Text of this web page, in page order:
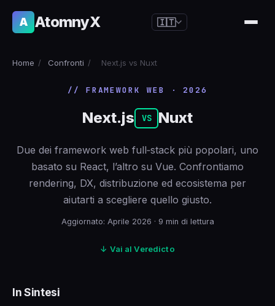
A AtomnyX 🇮🇹
🇪🇸Español
🇧🇷Português
🇫🇷Français
🇷🇺Русский
🇨🇳 简体中文
Italiano
🇮🇳हिन्दी
Home / Confronti / Next.js vs Nuxt
// FRAMEWORK WEB · 2026
Next.js VS Nuxt
Due dei framework web full‑stack più popolari, uno
basato su React, l’altro su Vue. Confrontiamo
rendering, DX, distribuzione ed ecosistema per
aiutarti a scegliere quello giusto.
Aggiornato: Aprile 2026 · 9 min di lettura
↓ Vai al Veredicto
In Sintesi